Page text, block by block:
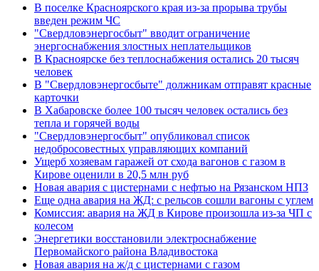
В поселке Красноярского края из-за прорыва трубы
введен режим ЧС
"Свердловэнергосбыт" вводит ограничение
энергоснабжения злостных неплательщиков
В Красноярске без теплоснабжения остались 20 тысяч
человек
В "Свердловэнергосбыте" должникам отправят красные
карточки
В Хабаровске более 100 тысяч человек остались без
тепла и горячей воды
"Свердловэнергосбыт" опубликовал список
недобросовестных управляющих компаний
Ущерб хозяевам гаражей от схода вагонов с газом в
Кирове оценили в 20,5 млн руб
Новая авария с цистернами с нефтью на Рязанском НПЗ
Еще одна авария на ЖД: с рельсов сошли вагоны с углем
Комиссия: авария на ЖД в Кирове произошла из-за ЧП с
колесом
Энергетики восстановили электроснабжение
Первомайского района Владивостока
Новая авария на ж/д с цистернами с газом